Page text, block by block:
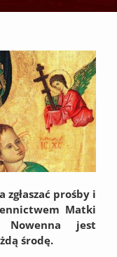
zgłaszać prośby i
Matki
Nowenna jest
środę.